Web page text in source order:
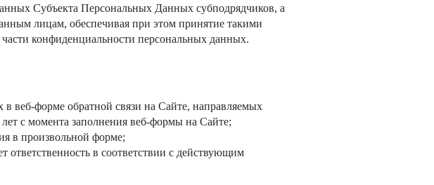
Субъекта Персональных Данных субподрядчиков, а
лицам, обеспечивая при этом принятие такими
конфиденциальности персональных данных.
веб-форме обратной связи на Сайте, направляемых
с момента заполнения веб-формы на Cайте;
в произвольной форме;
ответственность в соответствии с действующим